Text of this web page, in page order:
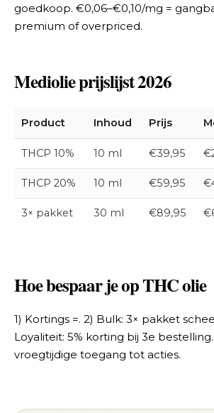
goedkoop. €0,06–€0,10/mg =
premium of overpriced.
Mediolie prijslijst 2026
Product Inhoud Prijs
THCP 10% 10 ml €39,95
THCP 20% 10 ml €59,95
3× pakket 30 ml €89,95
Hoe bespaar je op THC olie
1) Kortings =. 2) Bulk: 3× pakket
Loyaliteit: 5% korting bij 3e
vroegtijdige toegang tot acties.